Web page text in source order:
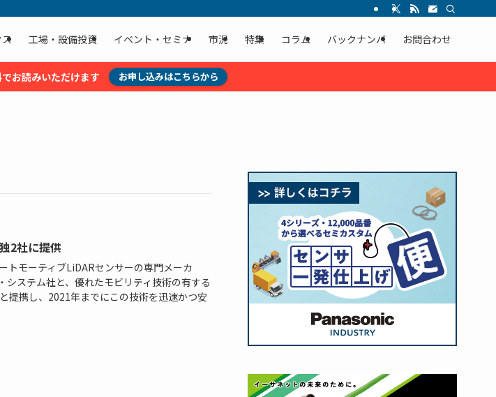
工場・設備投資 イベント・セミナ 市況 特集 コラム バックナンバ お問合わせ
お読みいただけます お申し込みはこちらから
2社に提供
トモーティブLiDARセンサーの専門メーカ
システム社と、優れたモビリティ技術の有する
提携し、2021年までにこの技術を迅速かつ安